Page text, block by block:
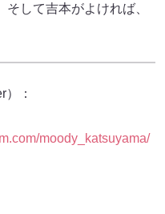
して吉本がよければ、
：
moody_katsuyama/